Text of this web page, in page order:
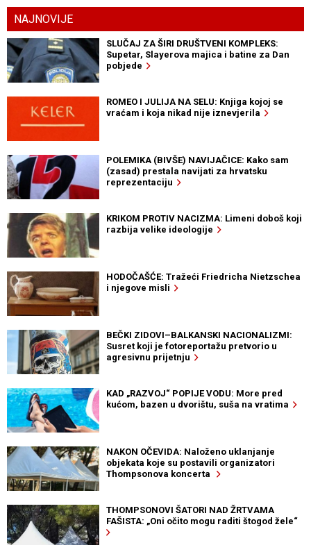
NAJNOVIJE
SLUČAJ ZA ŠIRI DRUŠTVENI KOMPLEKS:
Supetar, Slayerova majica i batine za Dan
pobjede
ROMEO I JULIJA NA SELU: Knjiga kojoj se
vraćam i koja nikad nije iznevjerila
POLEMIKA (BIVŠE) NAVIJAČICE: Kako sam
(zasad) prestala navijati za hrvatsku
reprezentaciju
KRIKOM PROTIV NACIZMA: Limeni doboš koji
razbija velike ideologije
HODOČAŠĆE: Tražeći Friedricha Nietzschea
i njegove misli
BEČKI ZIDOVI–BALKANSKI NACIONALIZMI:
Susret koji je fotoreportažu pretvorio u
agresivnu prijetnju
KAD „RAZVOJ“ POPIJE VODU: More pred
kućom, bazen u dvorištu, suša na vratima
NAKON OČEVIDA: Naloženo uklanjanje
objekata koje su postavili organizatori
Thompsonova koncerta
THOMPSONOVI ŠATORI NAD ŽRTVAMA
FAŠISTA: „Oni očito mogu raditi štogod žele“